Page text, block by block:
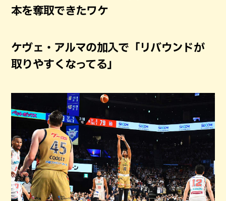
本を奪取できたワケ
ケヴェ・アルマの加入で「リバウンドが
取りやすくなってる」